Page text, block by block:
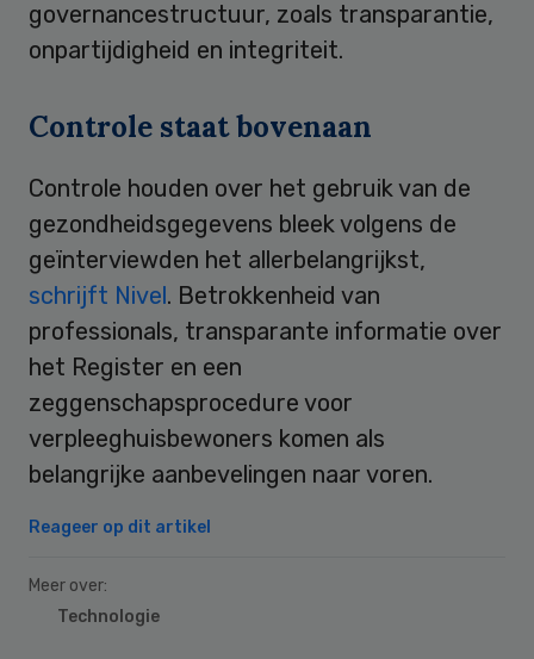
governancestructuur, zoals transparantie,
onpartijdigheid en integriteit.
Controle staat bovenaan
Controle houden over het gebruik van de
gezondheidsgegevens bleek volgens de
geïnterviewden het allerbelangrijkst,
schrijft Nivel. Betrokkenheid van
professionals, transparante informatie over
het Register en een
zeggenschapsprocedure voor
verpleeghuisbewoners komen als
belangrijke aanbevelingen naar voren.
Reageer op dit artikel
Meer over:
Technologie